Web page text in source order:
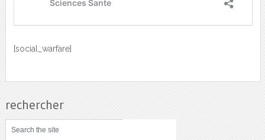
[social_warfare]
rechercher